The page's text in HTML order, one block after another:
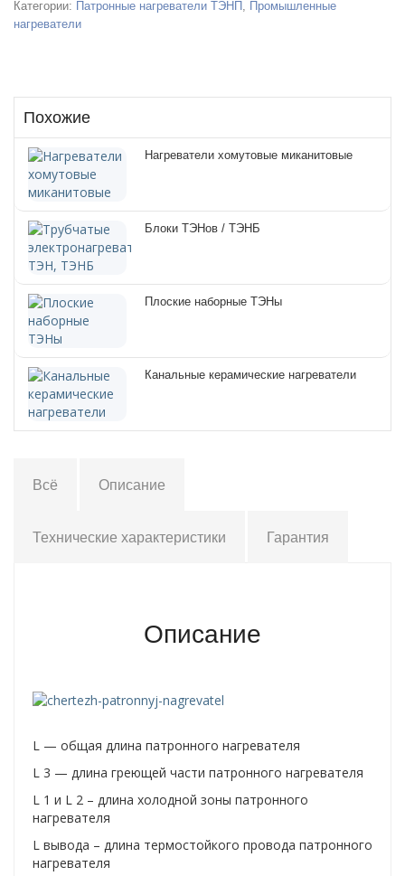
Разработка ПО
Промышленные нагреватели
Кольцевые и полукольцевые нагреватели
Керамические нагреватели
Патронные нагреватели ТЭНП
Алюминиевые нагреватели
Плоские, П и Г-образные нагреватели
Сопловые нагреватели
Спиральные нагреватели (витковые)
Гибкие ТЭНы
Нагреватели для экструдеров
Кембрики термостойкие
Термостойкие клеммные колодки
Термостойкие провода
Нагреватели гибкие
Нагреватели гибкие взрывозащищенные
Нагреватели гибкие высокотемпературные
Категории: Патронные нагреватели ТЭНП , Промышленные
нагреватели
Похожие
Нагреватели хомутовые миканитовые
Блоки ТЭНов / ТЭНБ
Плоские наборные ТЭНы
Канальные керамические нагреватели
Всё Описание
Технические характеристики Гарантия
Описание
L — общая длина патронного нагревателя
L 3 — длина греющей части патронного нагревателя
L 1 и L 2 – длина холодной зоны патронного
нагревателя
L вывода – длина термостойкого провода патронного
нагревателя